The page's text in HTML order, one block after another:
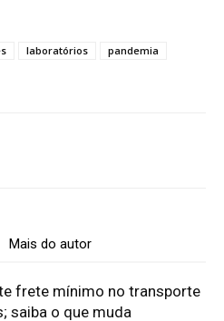
laboratórios
pandemia
Mais do autor
frete mínimo no transporte
saiba o que muda